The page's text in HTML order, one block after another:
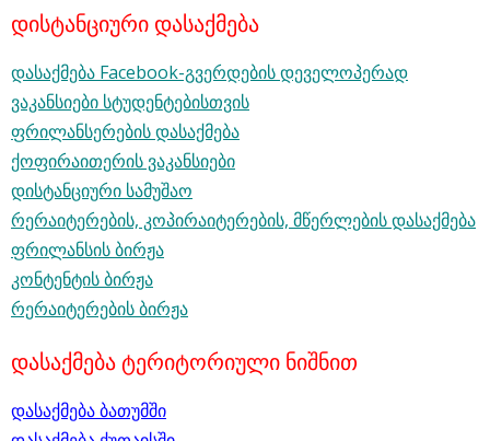
დისტანციური დასაქმება
დასაქმება Facebook-გვერდების დეველოპერად
ვაკანსიები სტუდენტებისთვის
ფრილანსერების დასაქმება
ქოფირაითერის ვაკანსიები
დისტანციური სამუშაო
რერაიტერების, კოპირაიტერების, მწერლების დასაქმება
ფრილანსის ბირჟა
კონტენტის ბირჟა
რერაიტერების ბირჟა
დასაქმება ტერიტორიული ნიშნით
დასაქმება ბათუმში